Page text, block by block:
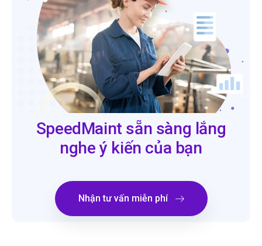
SpeedMaint sẵn sàng lắng
nghe ý kiến của bạn
Nhận tư vấn miễn phí